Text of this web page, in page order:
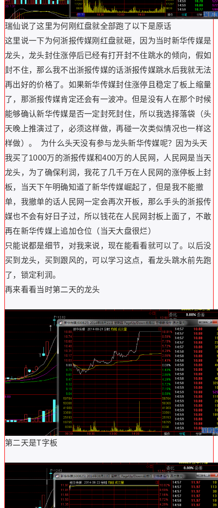
瑞仙说了这里为何刚红盘就全部跑了以下是原话
这里说一下为何浙报传媒刚红盘就砸，因为当时新华传媒是
龙头，龙头封住涨停后已经有打开封不住跳水的倾向，假如
封不住，那么我不出浙报传媒的话浙报传媒跳水后我就无法
再出好的价格了。如果新华传媒封住涨停且稳定了板上缩量
了，那浙报传媒肯定还会有一波冲。但是没有人在那个时候
能够确认新华传媒是否一定封死封住，所以我选择落袋（头
天晚上推演过了，必须这样做，再碰一次类似情况也一样这
样做）。 为什么头天没有参与龙头新华传媒呢？因为头天
我买了1000万的浙报传媒和400万的人民网，人民网是当天
龙头，为了确保利润，我花了几千万在人民网的涨停板上封
板，当天下午明确知道了新华传媒崛起了，但是我不能撤
单，我撤单的话人民网一定会再次开板，那么手头的浙报传
媒也不会有好日子过，所以钱花在人民网封板上面了，不敢
再在新华传媒上追加仓位（当天大盘很烂）
只能说都是细节，对我来说，现在能看看就可以了。以后没
买到龙头，买到跟风的，可以学习这点，看龙头跳水前先跑
了，锁定利润。
再来看看当时第二天的龙头
第二天是T字板